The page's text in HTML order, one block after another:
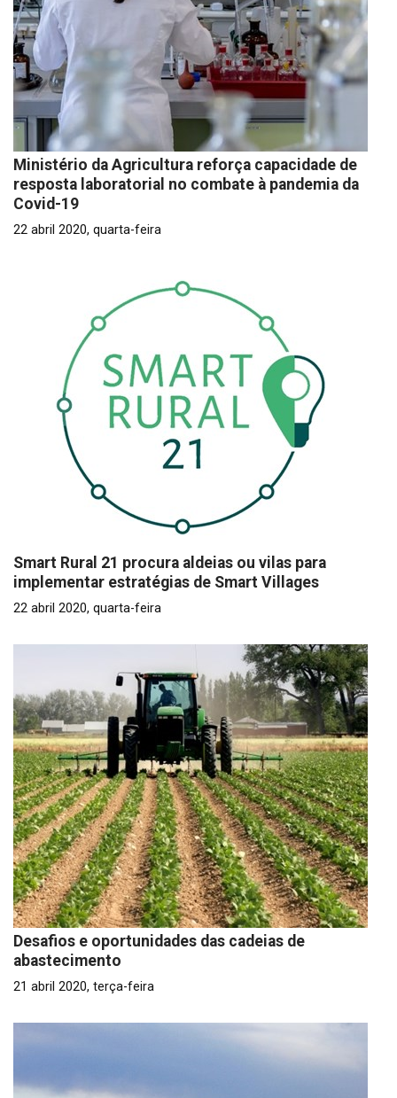
Ministério da Agricultura reforça capacidade de
resposta laboratorial no combate à pandemia da
Covid-19
22 abril 2020, quarta-feira
Smart Rural 21 procura aldeias ou vilas para
implementar estratégias de Smart Villages
22 abril 2020, quarta-feira
Desafios e oportunidades das cadeias de
abastecimento
21 abril 2020, terça-feira